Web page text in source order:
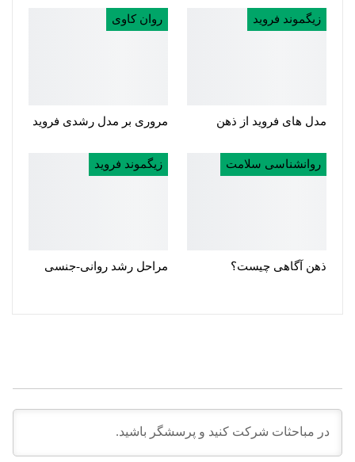
زیگموند فروید
مدل های فروید از ذهن
روان کاوی
مروری بر مدل رشدی فروید
روانشناسی سلامت
ذهن آگاهی چیست؟
زیگموند فروید
مراحل رشد روانی-جنسی